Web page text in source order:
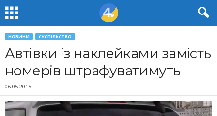
НОВИНИ СУСПІЛЬСТВО
Автівки із наклейками замість
номерів штрафуватимуть
06.05.2015